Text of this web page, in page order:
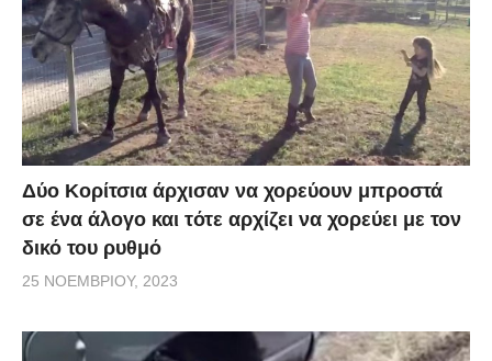
Δύο Κορίτσια άρχισαν να χορεύουν μπροστά
σε ένα άλογο και τότε αρχίζει να χορεύει με τον
δικό του ρυθμό
25 ΝΟΕΜΒΡΊΟΥ, 2023